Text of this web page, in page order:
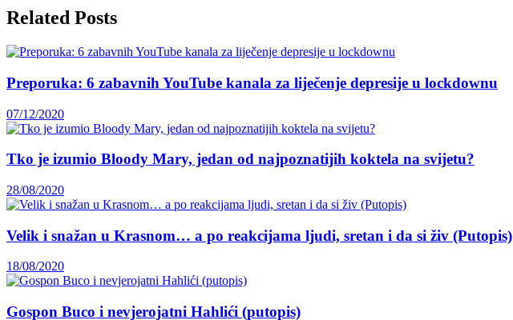
Related Posts
Preporuka: 6 zabavnih YouTube kanala za liječenje depresije u lockdownu
07/12/2020
Tko je izumio Bloody Mary, jedan od najpoznatijih koktela na svijetu?
28/08/2020
Velik i snažan u Krasnom… a po reakcijama ljudi, sretan i da si živ (Putopis)
18/08/2020
Gospon Buco i nevjerojatni Hahlići (putopis)